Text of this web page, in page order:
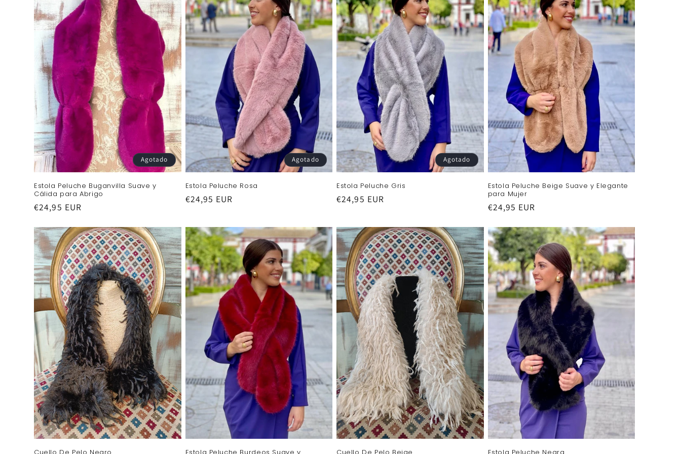
c
ó
n
:
Agotado
Estola Peluche Buganvilla Suave y
Cálida para Abrigo
Precio
€24,95 EUR
Agotado
Estola Peluche Rosa
Precio
€24,95 EUR
Agotado
Estola Peluche Gris
Precio
€24,95 EUR
Estola Peluche Beige Suave y Elegante
para Mujer
Precio
€24,95 EUR